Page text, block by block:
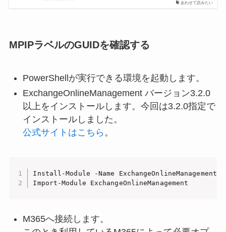
あわせて読みたい
MPIPラベルのGUIDを確認する
PowerShellが実行できる環境を起動します。
ExchangeOnlineManagement バージョン3.2.0
以上をインストールします。今回は3.2.0指定で
インストールしました。
公式サイトはこちら 。
Install-Module -Name
Import-Module ExchangeOnlineManagement
M365へ接続します。